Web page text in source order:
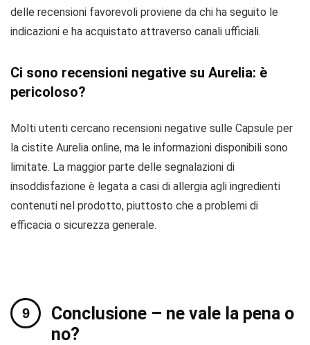
delle recensioni favorevoli proviene da chi ha seguito le
indicazioni e ha acquistato attraverso canali ufficiali.
Ci sono recensioni negative su Aurelia: è
pericoloso?
Molti utenti cercano recensioni negative sulle Capsule per
la cistite Aurelia online, ma le informazioni disponibili sono
limitate. La maggior parte delle segnalazioni di
insoddisfazione è legata a casi di allergia agli ingredienti
contenuti nel prodotto, piuttosto che a problemi di
efficacia o sicurezza generale.
Conclusione – ne vale la pena o
no?